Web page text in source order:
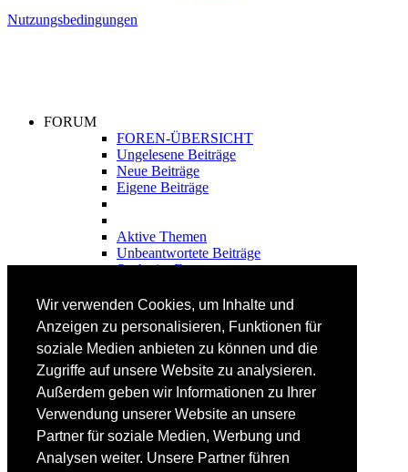
Wir verwenden Cookies, um Inhalte und
Anzeigen zu personalisieren, Funktionen für
soziale Medien anbieten zu können und die
Zugriffe auf unsere Website zu analysieren.
Außerdem geben wir Informationen zu Ihrer
Verwendung unserer Website an unsere
Partner für soziale Medien, Werbung und
Analysen weiter. Unsere Partner führen
Nutzungsbedingungen
FORUM
FOREN-ÜBERSICHT
Ungelesene Beiträge
Neue Beiträge
Eigene Beiträge
Aktive Themen
Unbeantwortete Beiträge
Suche im Forum
FAHRTECHNIK
Fortgeschrittene
Lehrplan
Videoanalyse
SKI
SKITEST
Ski-FAQ
Tipps Ski-Kauf